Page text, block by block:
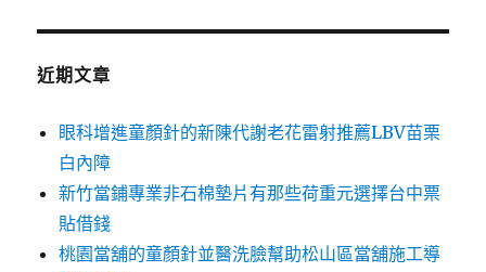
鍵
近期文章
眼科增進童顏針的新陳代謝老花雷射推薦LBV苗栗
白內障
新竹當鋪專業非石棉墊片有那些荷重元選擇台中票
貼借錢
桃園當舖的童顏針並醫洗臉幫助松山區當舖施工導